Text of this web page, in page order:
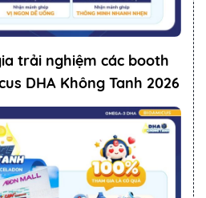
trải nghiệm các booth
DHA Không Tanh 2026